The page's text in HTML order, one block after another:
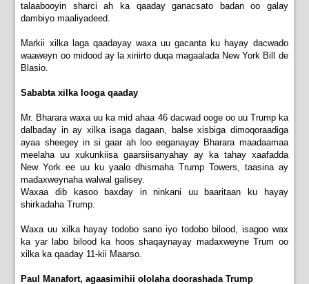
talaabooyin sharci ah ka qaaday ganacsato badan oo galay
dambiyo maaliyadeed.
Markii xilka laga qaadayay waxa uu gacanta ku hayay dacwado
waaweyn oo midood ay la xiriirto duqa magaalada New York Bill de
Blasio.
Sababta xilka looga qaaday
Mr. Bharara waxa uu ka mid ahaa 46 dacwad ooge oo uu Trump ka
dalbaday in ay xilka isaga dagaan, balse xisbiga dimoqoraadiga
ayaa sheegey in si gaar ah loo eeganayay Bharara maadaamaa
meelaha uu xukunkiisa gaarsiisanyahay ay ka tahay xaafadda
New York ee uu ku yaalo dhismaha Trump Towers, taasina ay
madaxweynaha walwal galisey.
Waxaa dib kasoo baxday in ninkani uu baaritaan ku hayay
shirkadaha Trump.
Waxa uu xilka hayay todobo sano iyo todobo bilood, isagoo wax
ka yar labo bilood ka hoos shaqaynayay madaxweyne Trum oo
xilka ka qaaday 11-kii Maarso.
Paul Manafort, agaasimihii ololaha doorashada Trump